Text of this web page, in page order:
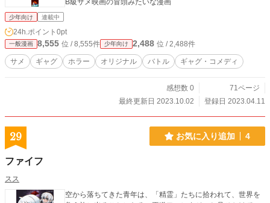
B級サメ映画の冒頭みたいな漫画
少年向け 連載中
24h.ポイント 0pt
一般漫画 8,555 位 / 8,555件 少年向け 2,488 位 / 2,488件
サメ ギャグ ホラー オリジナル バトル ギャグ・コメディ
感想数 0
71ページ
最終更新日 2023.10.02
登録日 2023.04.11
29 お気に入り追加 4
ファイフ
スス
空から落ちてきた青年は、「精霊」たちに拾われて、世界を